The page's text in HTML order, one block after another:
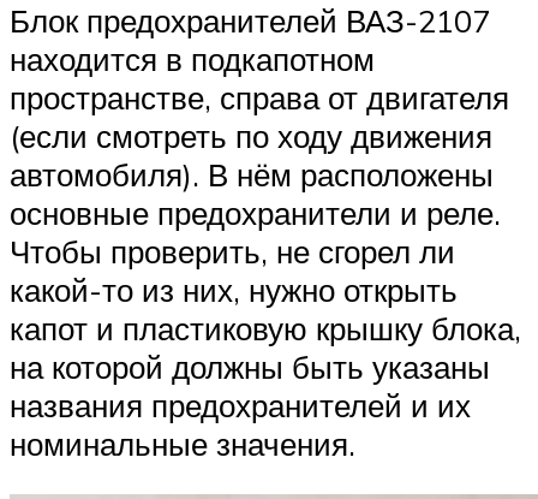
Блок предохранителей ВАЗ-2107
находится в подкапотном
пространстве, справа от двигателя
(если смотреть по ходу движения
автомобиля). В нём расположены
основные предохранители и реле.
Чтобы проверить, не сгорел ли
какой-то из них, нужно открыть
капот и пластиковую крышку блока,
на которой должны быть указаны
названия предохранителей и их
номинальные значения.